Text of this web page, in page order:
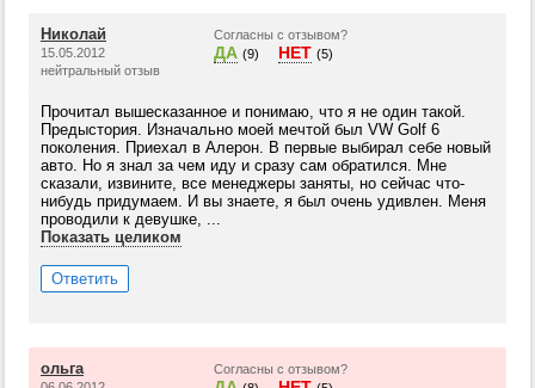
Николай
15.05.2012
нейтральный отзыв
Согласны с отзывом?
ДА (9) НЕТ (5)
Прочитал вышесказанное и понимаю, что я не один такой.
Предыстория. Изначально моей мечтой был VW Golf 6
поколения. Приехал в Алерон. В первые выбирал себе новый
авто. Но я знал за чем иду и сразу сам обратился. Мне
сказали, извините, все менеджеры заняты, но сейчас что-
нибудь придумаем. И вы знаете, я был очень удивлен. Меня
проводили к девушке, ...
Показать целиком
Ответить
ольга Согласны с отзывом?